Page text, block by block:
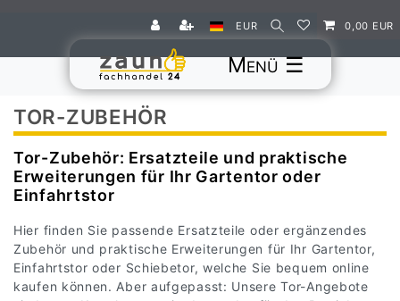
EUR 0,00 EUR
☰
TOR-ZUBEHÖR
Tor-Zubehör: Ersatzteile und praktische
Erweiterungen für Ihr Gartentor oder
Einfahrtstor
Hier finden Sie passende Ersatzteile oder ergänzendes
Zubehör und praktische Erweiterungen für Ihr Gartentor,
Einfahrtstor oder Schiebetor, welche Sie bequem online
kaufen können. Aber aufgepasst: Unsere Tor-Angebote